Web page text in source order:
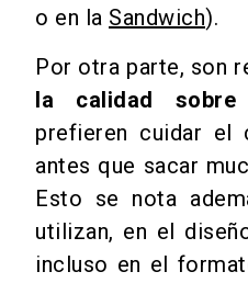
o en la Sandwich).
Por otra parte, son
la calidad
prefieren cuidar el
antes que sacar
Esto se nota
utilizan, en el
incluso en el